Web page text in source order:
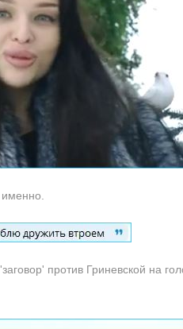
против Гриневской на